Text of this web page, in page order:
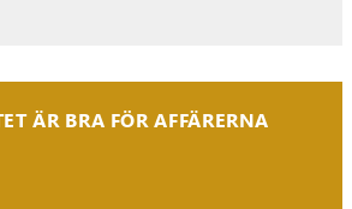
ÄR BRA FÖR AFFÄRERNA